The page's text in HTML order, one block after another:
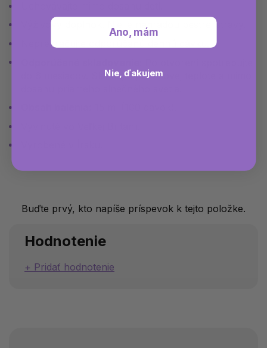
Výživový doplnok. Nie je náhradou pestrej stravy.
Neprekračujte odporúčanú dennú dávku.
do 6 mesiacov. Skladujte pri izbovej teplote a mimo
Buďte prvý, kto napíše príspevok k tejto položke.
Hodnotenie
Pridať hodnotenie
Ano, mám
Nie, ďakujem